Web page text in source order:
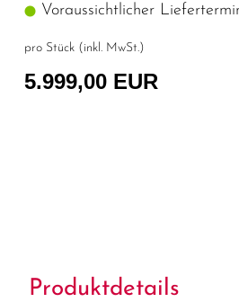
Voraussichtlicher
pro Stück (inkl. MwSt.)
5.999,00 EUR
Produktdetails